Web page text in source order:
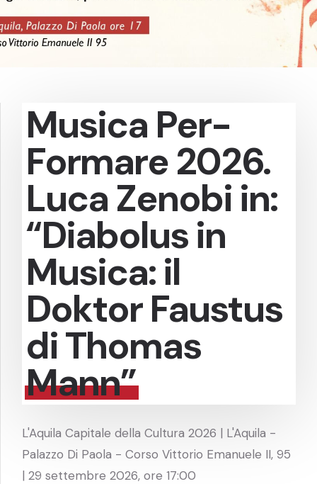
Musica Per-
Formare 2026.
Luca Zenobi in:
“Diabolus in
Musica: il
Doktor Faustus
di Thomas
Mann”
L'Aquila Capitale della Cultura 2026 | L'Aquila -
Palazzo Di Paola - Corso Vittorio Emanuele II, 95
| 29 settembre 2026, ore 17:00